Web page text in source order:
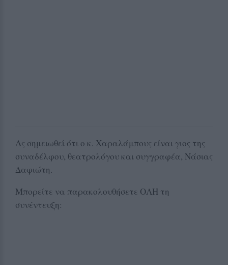
Ας σημειωθεί ότι ο κ. Χαραλάμπους είναι γιος της
συναδέλφου, θεατρολόγου και συγγραφέα, Νάσιας
Δαφιώτη.
Μπορείτε να παρακολουθήσετε ΟΛΗ τη
συνέντευξη: